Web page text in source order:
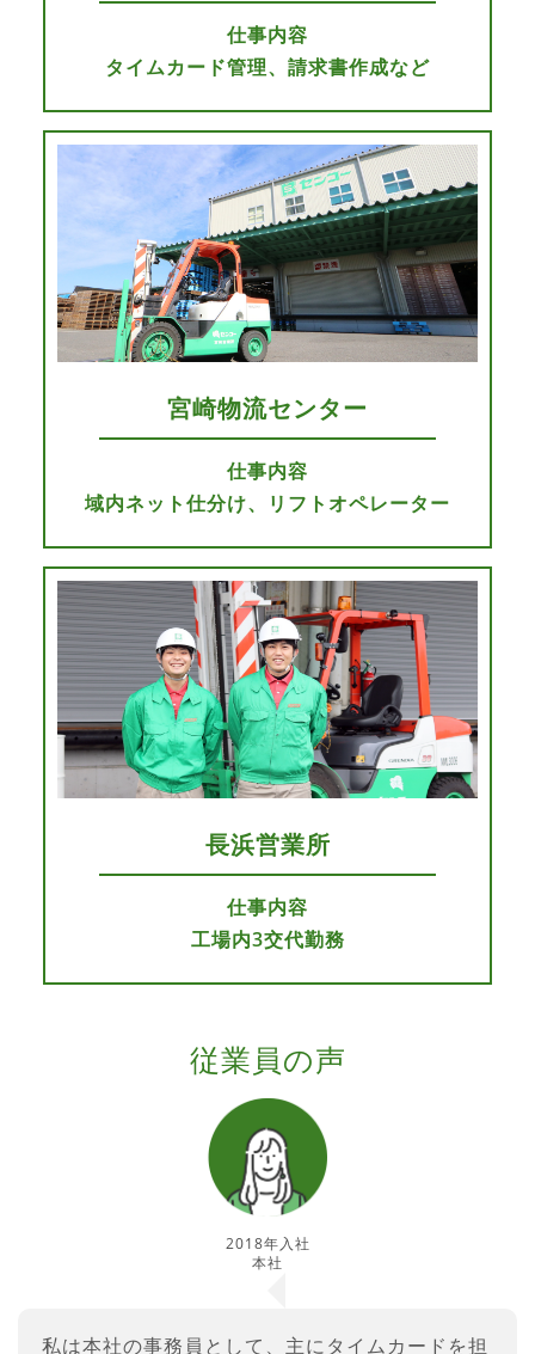
仕事内容
タイムカード管理、請求書作成など
宮崎物流センター
仕事内容
域内ネット仕分け、リフトオペレーター
長浜営業所
仕事内容
工場内3交代勤務
従業員の声
2018年入社
本社
私は本社の事務員として、主にタイムカードを担